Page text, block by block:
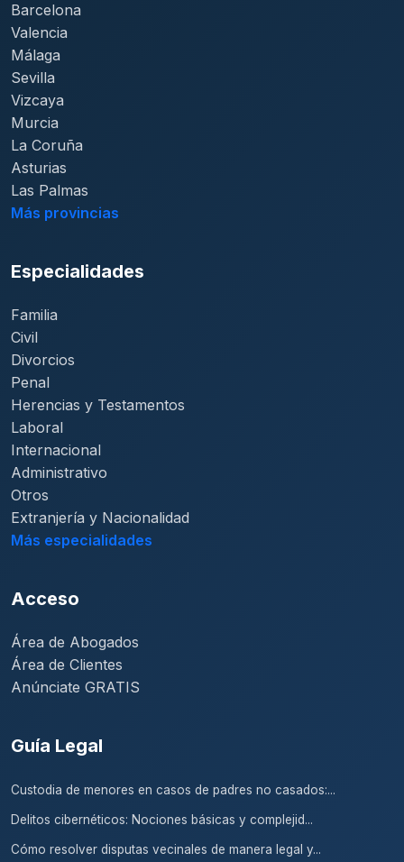
Barcelona
Valencia
Málaga
Sevilla
Vizcaya
Murcia
La Coruña
Asturias
Las Palmas
Más provincias
Especialidades
Familia
Civil
Divorcios
Penal
Herencias y Testamentos
Laboral
Internacional
Administrativo
Otros
Extranjería y Nacionalidad
Más especialidades
Acceso
Área de Abogados
Área de Clientes
Anúnciate GRATIS
Guía Legal
Custodia de menores en casos de padres no casados:...
Delitos cibernéticos: Nociones básicas y complejid...
Cómo resolver disputas vecinales de manera legal y...